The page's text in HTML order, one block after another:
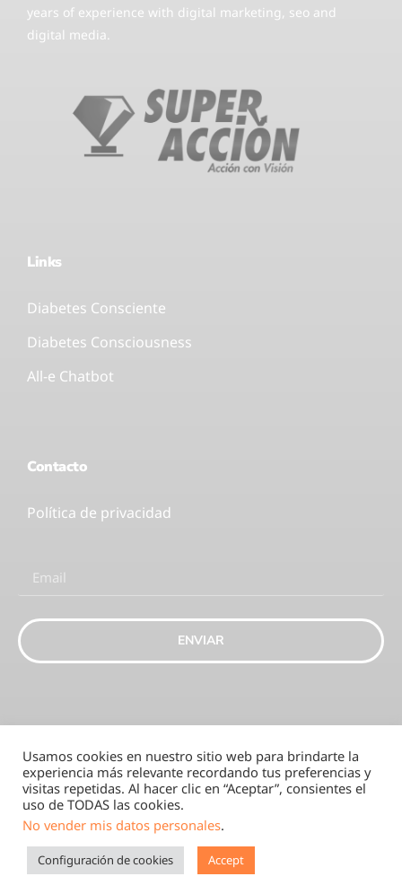
years of experience with digital marketing, seo and
digital media.
Links
Diabetes Consciente
Diabetes Consciousness
All-e Chatbot
Contacto
Política de privacidad
ENVIAR
Eaction-SK 2025
Usamos cookies en nuestro sitio web para brindarte la
experiencia más relevante recordando tus preferencias y
visitas repetidas. Al hacer clic en “Aceptar”, consientes el
uso de TODAS las cookies.
No vender mis datos personales.
Configuración de cookies Accept